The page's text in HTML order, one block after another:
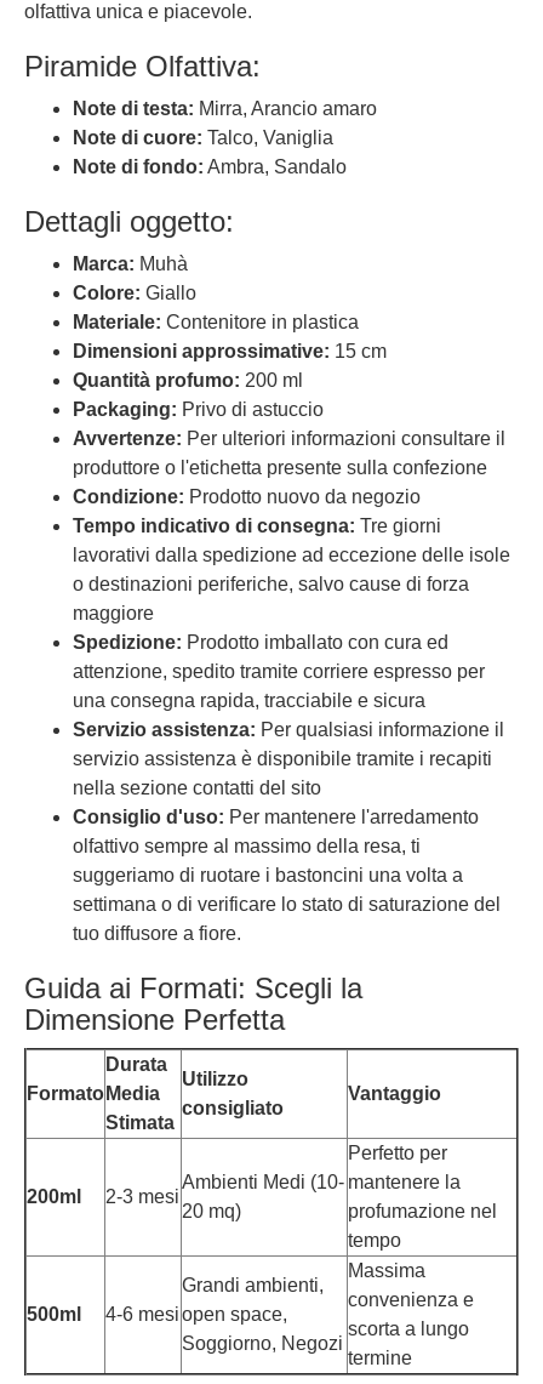
olfattiva unica e piacevole.
Piramide Olfattiva:
Note di testa: Mirra, Arancio amaro
Note di cuore: Talco, Vaniglia
Note di fondo: Ambra, Sandalo
Dettagli oggetto:
Marca: Muhà
Colore: Giallo
Materiale: Contenitore in plastica
Dimensioni approssimative: 15 cm
Quantità profumo: 200 ml
Packaging: Privo di astuccio
Avvertenze: Per ulteriori informazioni consultare il
produttore o l'etichetta presente sulla confezione
Condizione: Prodotto nuovo da negozio
Tempo indicativo di consegna: Tre giorni
lavorativi dalla spedizione ad eccezione delle isole
o destinazioni periferiche, salvo cause di forza
maggiore
Spedizione: Prodotto imballato con cura ed
attenzione, spedito tramite corriere espresso per
una consegna rapida, tracciabile e sicura
Servizio assistenza: Per qualsiasi informazione il
servizio assistenza è disponibile tramite i recapiti
nella sezione contatti del sito
Consiglio d'uso: Per mantenere l'arredamento
olfattivo sempre al massimo della resa, ti
suggeriamo di ruotare i bastoncini una volta a
settimana o di verificare lo stato di saturazione del
tuo diffusore a fiore.
Guida ai Formati: Scegli la
Dimensione Perfetta
Formato
Durata
Media
Stimata
Utilizzo
consigliato
Vantaggio
200ml 2-3 mesi
Ambienti Medi (10-
20 mq)
Perfetto per
mantenere la
profumazione nel
tempo
500ml 4-6 mesi
Grandi ambienti,
open space,
Soggiorno, Negozi
Massima
convenienza e
scorta a lungo
termine